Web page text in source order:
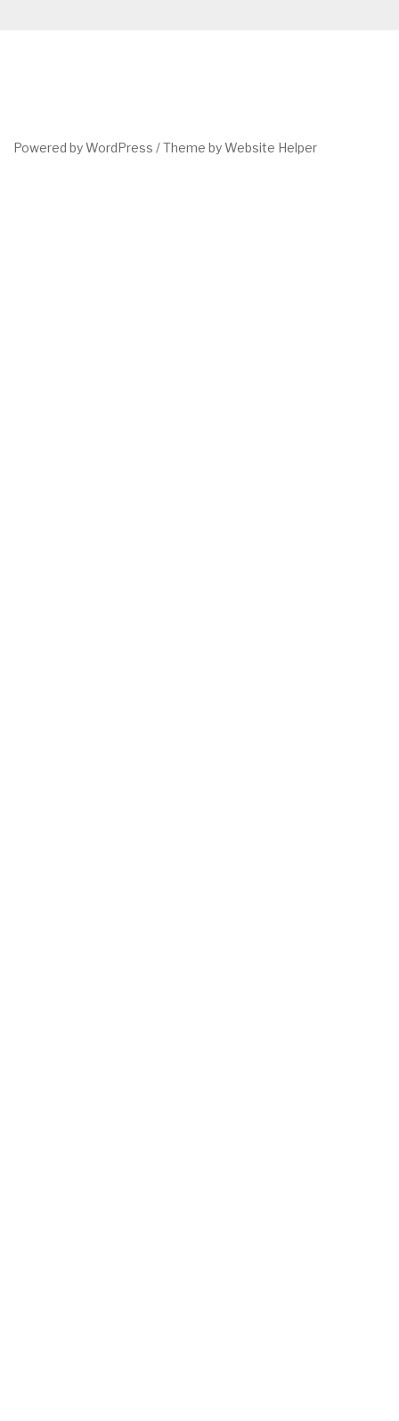
Powered by WordPress /Theme by Website Helper